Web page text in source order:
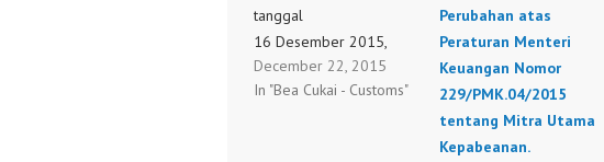
tanggal
16 Desember 2015,
tentang Mitra Utama
Kepabeanan. Peraturan
December 22, 2015
In "Bea Cukai - Customs"
Perubahan atas
Peraturan Menteri
Keuangan Nomor
229/PMK.04/2015
tentang Mitra Utama
Kepabeanan.